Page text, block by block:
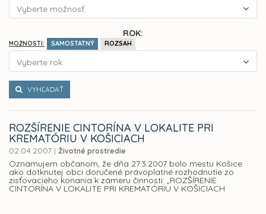
Vyberte možnosť
ROK:
MOŽNOSTI: SAMOSTATNÝ ROZSAH
Vyberte rok
VYHĽADAŤ
ROZŠÍRENIE CINTORÍNA V LOKALITE PRI
KREMATÓRIU V KOŠICIACH
02.04.2007 | Životné prostredie
Oznamujem občanom, že dňa 27.3.2007 bolo mestu Košice
ako dotknutej obci doručené právoplatné rozhodnutie zo
zisťovacieho konania k zámeru činnosti: „ROZŠÍRENIE
CINTORÍNA V LOKALITE PRI KREMATÓRIU V KOŠICIACH